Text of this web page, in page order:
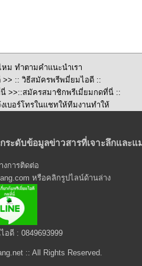
ม ทำตามคำแนะนำเรา
>> :: วิธีสมัครพรีพมี่ยมไอดี ::
>>::สมัครสมาชิกพรีเมี่ยมกดที่นี่ ::
เบอร์โทรในแชทให้ทีมงานทำให้
ระดับข้อมูลข่าวสารที่เจาะลึกและ
งการติดต่อ
หรือคลิกรูปไลน์ด้านล่าง
อดี : 0849693999
:: All Rights Reserved.